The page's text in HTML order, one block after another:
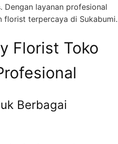
Dengan layanan profesional
florist terpercaya di Sukabumi.
Florist Toko
Berbagai